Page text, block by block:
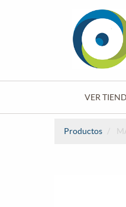
VER
Productos